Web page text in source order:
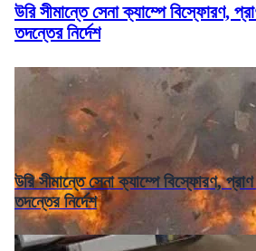
উরি সীমান্তে সেনা ক্যাম্পে বিস্ফোরণ,
তদন্তের নির্দেশ
উরি সীমান্তে সেনা ক্যাম্পে বিস্ফোরণ,
তদন্তের নির্দেশ